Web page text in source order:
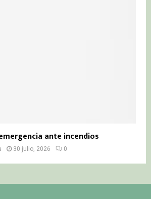
ante incendios
30 julio, 2026 0